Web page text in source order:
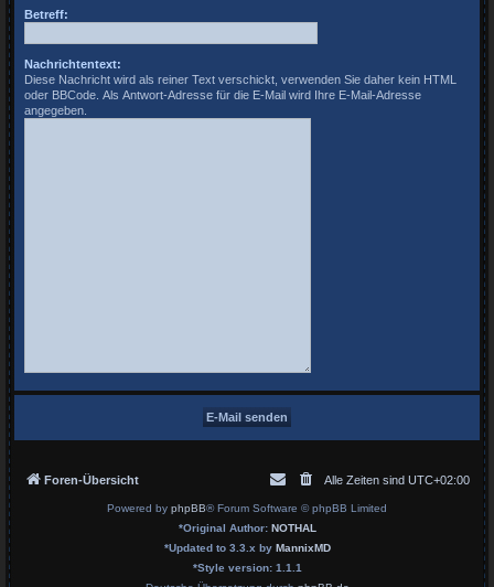
Betreff:
Nachrichtentext:
Diese Nachricht wird als reiner Text verschickt, verwenden Sie daher kein HTML
oder BBCode. Als Antwort-Adresse für die E-Mail wird Ihre E-Mail-Adresse
angegeben.
Foren-Übersicht Alle Zeiten sind UTC+02:00
Powered by phpBB® Forum Software © phpBB Limited
*Original Author: NOTHAL
*Updated to 3.3.x by MannixMD
*Style version: 1.1.1